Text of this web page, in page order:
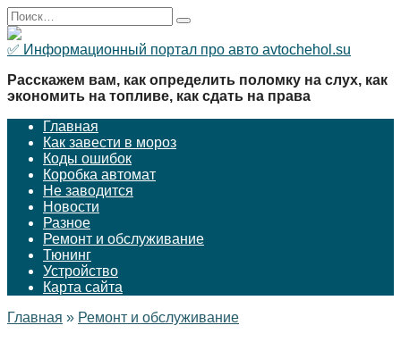
Перейти
к
содержанию
Search
for:
✅ Информационный портал про авто avtochehol.su
Расскажем вам, как определить поломку на слух, как
экономить на топливе, как сдать на права
Главная
Как завести в мороз
Коды ошибок
Коробка автомат
Не заводится
Новости
Разное
Ремонт и обслуживание
Тюнинг
Устройство
Карта сайта
Главная » Ремонт и обслуживание